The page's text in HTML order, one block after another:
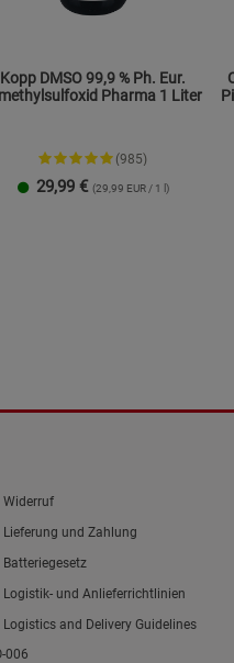
Kopp DMSO 99,9 % Ph. Eur.
Pharma 1 Liter
(985)
29,99 € (29,99 EUR / 1 l)
Widerruf
Lieferung und Zahlung
Batteriegesetz
Logistik- und Anlieferrichtlinien
Logistics and Delivery Guidelines
006